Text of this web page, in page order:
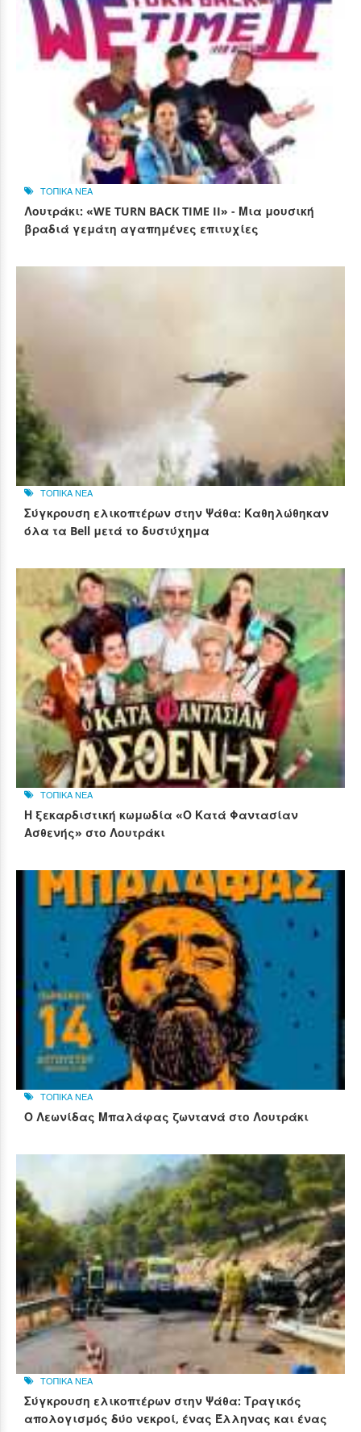
ΤΟΠΙΚΑ ΝΕΑ
Λουτράκι: «WE TURN BACK TIME II» - Μια μουσική
βραδιά γεμάτη αγαπημένες επιτυχίες
ΤΟΠΙΚΑ ΝΕΑ
Σύγκρουση ελικοπτέρων στην Ψάθα: Καθηλώθηκαν
όλα τα Bell μετά το δυστύχημα
ΤΟΠΙΚΑ ΝΕΑ
Η ξεκαρδιστική κωμωδία «Ο Κατά Φαντασίαν
Ασθενής» στο Λουτράκι
ΤΟΠΙΚΑ ΝΕΑ
Ο Λεωνίδας Μπαλάφας ζωντανά στο Λουτράκι
ΤΟΠΙΚΑ ΝΕΑ
Σύγκρουση ελικοπτέρων στην Ψάθα: Τραγικός
απολογισμός δύο νεκροί, ένας Έλληνας και ένας